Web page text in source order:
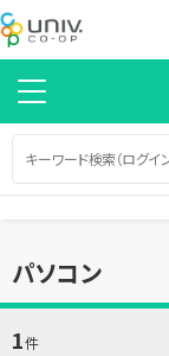
パソコン
1件